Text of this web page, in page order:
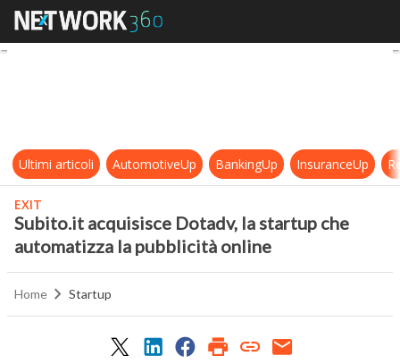
Subito.it acquisisce Dotadv, la
Ultimi articoli AutomotiveUp BankingUp InsuranceUp
EXIT
Subito.it acquisisce Dotadv, la startup che
automatizza la pubblicità online
Home Startup